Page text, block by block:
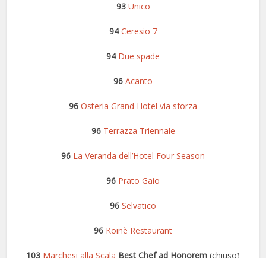
93 Unico
94 Ceresio 7
94 Due spade
96 Acanto
96 Osteria Grand Hotel via sforza
96 Terrazza Triennale
96 La Veranda dell’Hotel Four Season
96 Prato Gaio
96 Selvatico
96 Koinè Restaurant
103 Marchesi alla Scala Best Chef ad Honorem (chiuso)